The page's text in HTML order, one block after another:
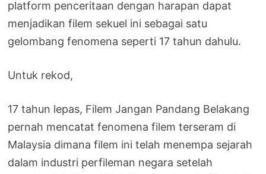
platform penceritaan dengan harapan dapat
menjadikan filem sekuel ini sebagai satu
gelombang fenomena seperti 17 tahun dahulu.
Untuk rekod,
17 tahun lepas, Filem Jangan Pandang Belakang
pernah mencatat fenomena filem terseram di
Malaysia dimana filem ini telah menempa sejarah
dalam industri perfileman negara setelah